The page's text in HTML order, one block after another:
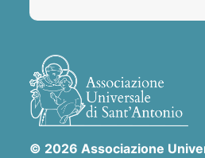
© 2026 Associazione